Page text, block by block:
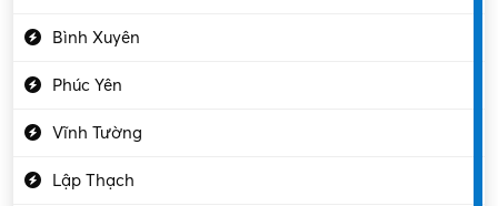
Bình Xuyên
Phúc Yên
Vĩnh Tường
Lập Thạch